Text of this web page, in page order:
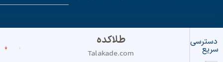
دسترسی
سریع
طلاکده
Talakade.com